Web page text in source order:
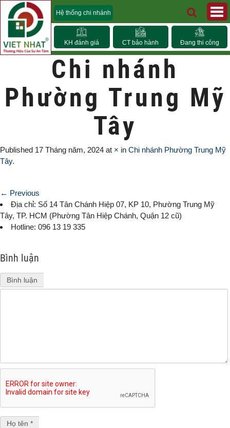
Hệ thống chi nhánh
KH đánh giá CT bảo hành Đang thi công
Chi nhánh
Phường Trung Mỹ
Tây
Published 17 Tháng năm, 2024 at × in Chi nhánh Phường Trung Mỹ
Tây.
← Previous
Địa chỉ: Số 14 Tân Chánh Hiệp 07, KP 10, Phường Trung Mỹ
Tây, TP. HCM (Phường Tân Hiệp Chánh, Quận 12 cũ)
Hotline: 096 13 19 335
Bình luận
Bình luận
Họ tên *